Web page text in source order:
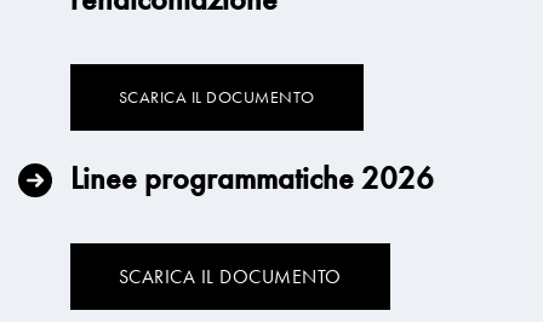
SCARICA IL DOCUMENTO
Linee programmatiche 2026
SCARICA IL DOCUMENTO